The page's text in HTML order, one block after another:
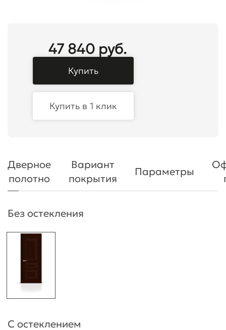
47 840 руб.
Купить
Купить в 1 клик
Дверное
полотно
Вариант
покрытия
Параметры
Без остекления
С остеклением